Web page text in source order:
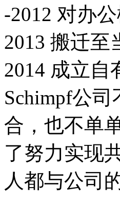
-2012 对办
2013 搬迁至
2014 成立自
Schimpf公
合，也不单
了努力实现
人都与公司